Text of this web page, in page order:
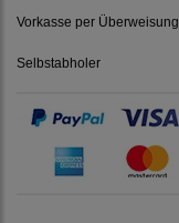
Vorkasse per Überweisung
Selbstabholer